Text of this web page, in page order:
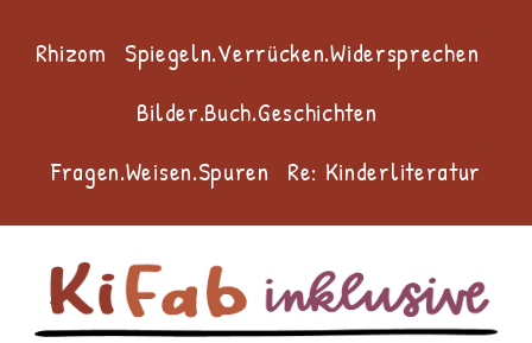
InhaltRhizom
Spiegeln.Verrücken.Widersprechen
Bilder.Buch.Geschichten
Fragen.Weisen.Spuren
Re: Kinderliteratur